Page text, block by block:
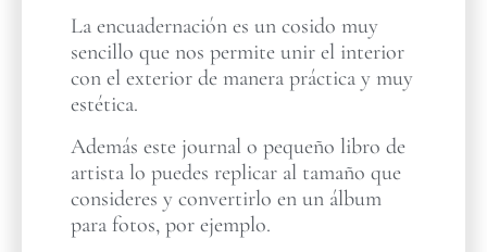
La encuadernación es un cosido muy
sencillo que nos permite unir el interior
con el exterior de manera práctica y muy
estética.
Además este journal o pequeño libro de
artista lo puedes replicar al tamaño que
consideres y convertirlo en un álbum
para fotos, por ejemplo.